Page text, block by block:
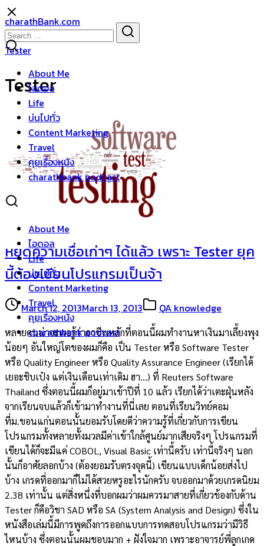
Skip
to
content
charathBank.com
About Me
ไอดอล
Life
บ่นไปทั่ว
Content Marketing
Travel
คุยเรื่องหนัง
charathbank podcast
About Me
ไอดอล
Life
บ่นไปทั่ว
Content Marketing
Travel
คุยเรื่องหนัง
charathbank podcast
Search
for:
Tester
Tester
หยุดความเชื่อเก่าๆ ได้แล้ว เพราะ Tester ยุค
นี้ต้องเขียนโปรแกรมเป็นจ้า
March 12, 2013March 13, 2013 QA knowledge
หลายคนน่าจะพอรู้ว่าอาชีพหลักที่ตอนนี้ผมทำงานหาเงินมาเลี้ยงพุง
น้อยๆ อันใหญ่โตของผมก็คือ เป็น Tester หรือ Software Tester
หรือ Quality Engineer หรือ Quality Assurance Engineer (เรียกได้
เยอะชิบเป๋ง แต่เงินเดือนเท่าเดิม ฮา…) ที่ Reuters Software
Thailand ซึ่งตอนนี้ผมก็อยู่มาเข้าปีที่ 10 แล้ว เรียกได้ว่าเตะฝุ่นหลัง
จากเรียนจบแล้วก็เข้ามาทำงานที่นี่เลย ตอนที่เรียนวิทย์คอม
ที่ม.ขอนแก่นตอนนั้นยอมรับโดยดีว่าความรู้ที่เกี่ยวกับการเขียน
โปรแกรมทั้งหลายทั้งมวลมีค่าเข้าใกล้ศูนย์มากเสียจริงๆ โปรแกรมที่
เขียนได้ก็จะมีแค่ COBOL, Visual Basic เท่านี้ครับ เท่านี้จริงๆ นอก
นั้นก็อาศัยลอกบ้าง (ต้องยอมรับตรงจุดนี้) เขียนแบบเด็กน้อยส่งไป
บ้าง เกรดที่ออกมาก็ไม่ได้สวยหรูอะไรนักครับ จบออกมาด้วยเกรดนิยม
2.38 เท่านั้น แต่สิ่งหนึ่งที่บอกผมว่าผมควรมาสายที่เกี่ยวข้องกับด้าน
Tester ก็คือวิชา SAD หรือ SA (System Analysis and Design) ซึ่งใน
หนังสือเล่มนี้มีการพูดถึงการออกแบบการทดสอบโปรแกรมว่ามีวิธี
ไหนบ้าง ซึ่งตอนนั้นผมชอบมาก + ฝังใจมาก เพราะอาจารย์พี่ลูกเกด